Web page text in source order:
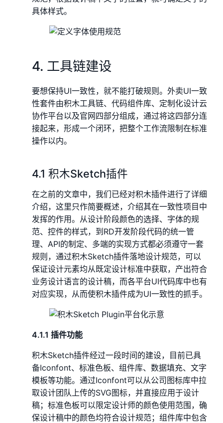
具体样式。
4. 工具链建设
要想保持UI一致性，就不能打破规则。外卖UI一致
性套件由积木工具链、代码组件库、定制化设计云
协作平台以及官网四部分组成，通过将这四部分连
接起来，形成一个闭环，把整个工作流限制在标准
操作以内。
4.1 积木Sketch插件
在之前的文章中，我们已经对积木插件进行了详细
介绍，这里只作简要概述，介绍其在一致性项目中
发挥的作用。从设计阶段颜色的选择、字体的规
范、控件的样式，到RD开发阶段代码的统一管
理、API的制定、多端的实现方式都必须遵守一套
规则，通过积木Sketch插件落地设计规范，可以
保证设计元素均从既定设计标准中获取，产出符合
业务设计语言的设计稿，而各平台UI代码库中也有
对应实现，从而使积木插件成为UI一致性的抓手。
4.1.1 插件功能
积木Sketch插件经过一段时间的建设，目前已具
备Iconfont、标准色板、组件库、数据填充、文字
模板等功能。通过Iconfont可以从公司图标库中拉
取设计团队上传的SVG图标，并直接应用于设计
稿；标准色板可以限定设计师的颜色使用范围，确
保设计稿中的颜色均符合设计规范；组件库中包含